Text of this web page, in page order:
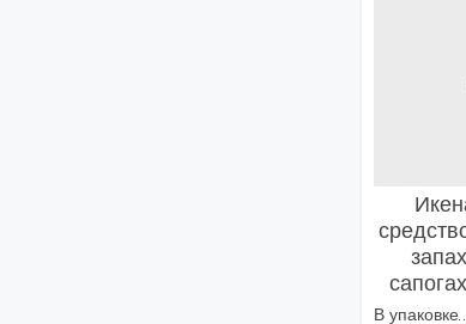
В упаковке